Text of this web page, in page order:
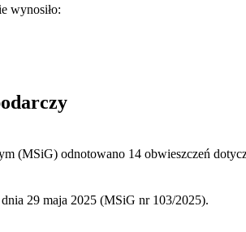
wynosiło:
(MSiG) odnotowano 14 obwieszczeń
29 maja 2025 (MSiG nr 103/2025).